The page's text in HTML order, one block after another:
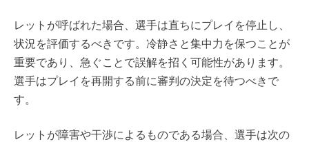
レットが呼ばれた場合、選手は直ちにプレイを停止し、
状況を評価するべきです。冷静さと集中力を保つことが
重要であり、急ぐことで誤解を招く可能性があります。
選手はプレイを再開する前に審判の決定を待つべきで
す。
レットが障害や干渉によるものである場合、選手は次の